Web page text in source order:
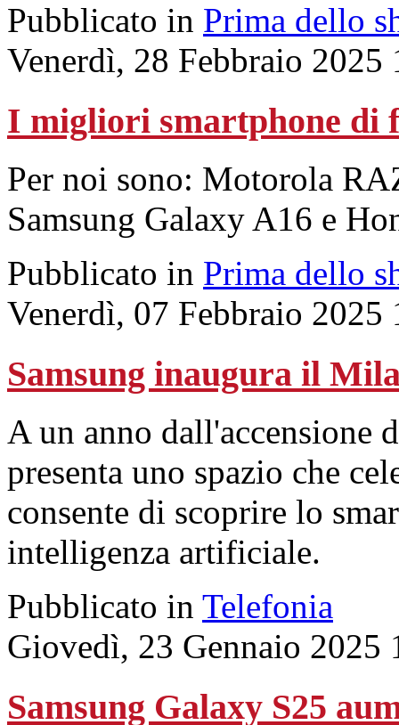
Pubblicato in Prima dello
Venerdì, 28 Febbraio 2025
I migliori smartphone di
Per noi sono: Motorola
Samsung Galaxy A16 e
Pubblicato in Prima dello
Venerdì, 07 Febbraio 2025
Samsung inaugura il
A un anno dall'accensione
presenta uno spazio che
consente di scoprire lo
intelligenza artificiale.
Pubblicato in Telefonia
Giovedì, 23 Gennaio 2025
Samsung Galaxy S25